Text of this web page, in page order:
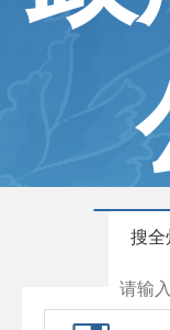
搜全